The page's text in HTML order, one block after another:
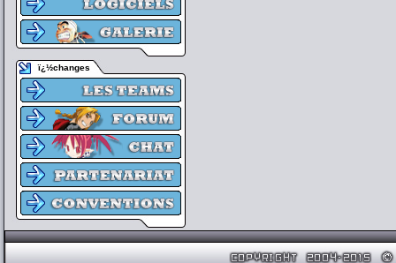
ï¿½changes